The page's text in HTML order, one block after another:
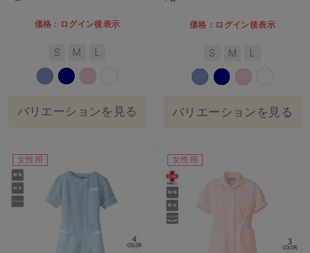
価格：ログイン後表示
S M
バリエーションを見る
価格：ログイン後表示
S M
バリエーションを見る
女性用 女性用